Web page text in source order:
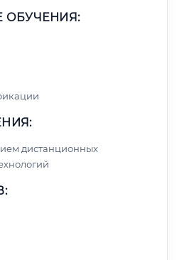
ОБУЧЕНИЯ:
дистанционных